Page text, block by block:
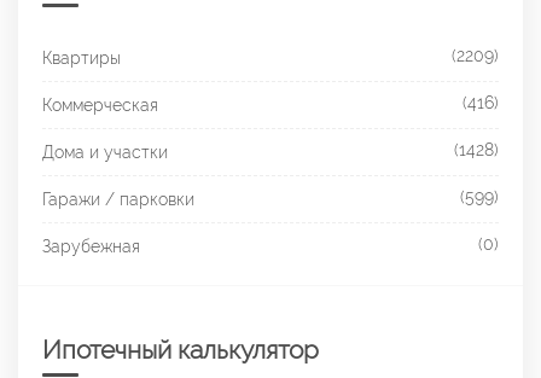
Квартиры (2209)
Коммерческая (416)
Дома и участки (1428)
Гаражи / парковки (599)
Зарубежная (0)
Ипотечный калькулятор